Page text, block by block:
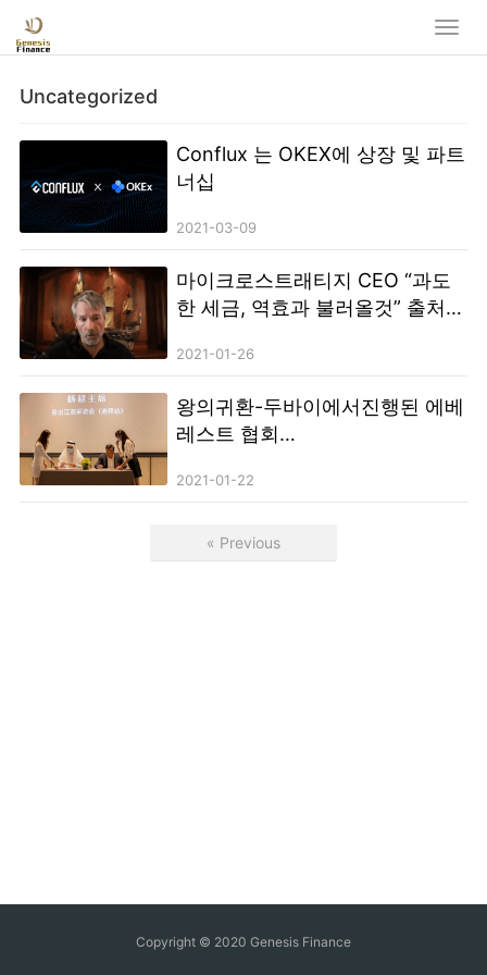
Uncategorized
Conflux 는 OKEX에 상장 및 파트
너십
2021-03-09
마이크로스트래티지 CEO “과도
한 세금, 역효과 불러올것” 출처:
https://joind.io/market/id/5389
또는 별도의 협의 없이 무단으로
게재할 경우 저작권침해가 될 수
있습니다.
2021-01-26
왕의귀환-두바이에서진행된 에베
레스트 협회
2021-01-22
« Previous
Copyright © 2020 Genesis Finance